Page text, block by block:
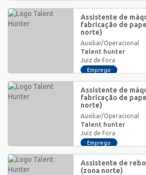
Assistente de
fabricação de
norte)
Auxiliar/Operacional
Talent hunter
Juiz de Fora
Emprego
Assistente de
fabricação de
norte)
Auxiliar/Operacional
Talent hunter
Juiz de Fora
Emprego
Assistente de
(zona norte)